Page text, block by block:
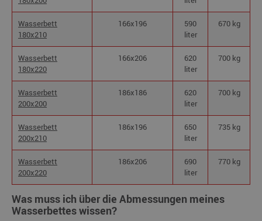
Wasserbett
180x210
166x196
590
liter
670 kg
Wasserbett
180x220
166x206
620
liter
700 kg
Wasserbett
200x200
186x186
620
liter
700 kg
Wasserbett
200x210
186x196
650
liter
735 kg
Wasserbett
200x220
186x206
690
liter
770 kg
Was muss ich über die Abmessungen meines
Wasserbettes wissen?